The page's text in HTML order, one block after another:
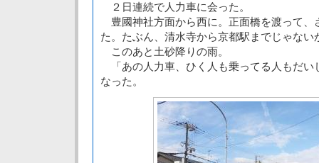
２日連続で人力車に会った。
豊國神社方面から西に。正面橋を渡って、
た。たぶん、清水寺から京都駅までじゃない
このあと土砂降りの雨。
「あの人力車、ひく人も乗ってる人もだい
なった。